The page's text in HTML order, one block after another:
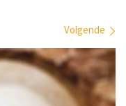
Volgende